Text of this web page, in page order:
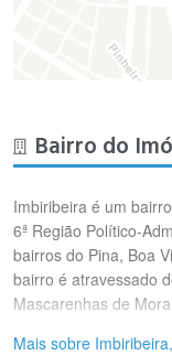
Bairro do
Imbiribeira é um
6ª Região Político-
bairros do Pina, Boa
bairro é atravessado
Mascarenhas de
Mais sobre